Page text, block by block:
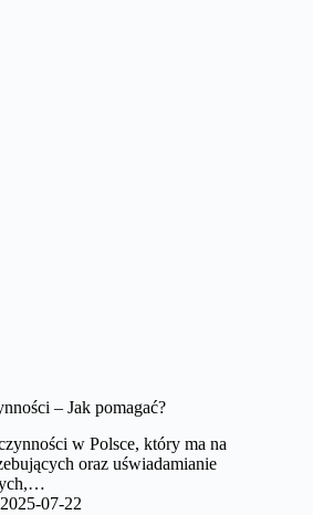
– Jak pomagać?
w Polsce, który ma na
oraz uświadamianie
2025-07-22